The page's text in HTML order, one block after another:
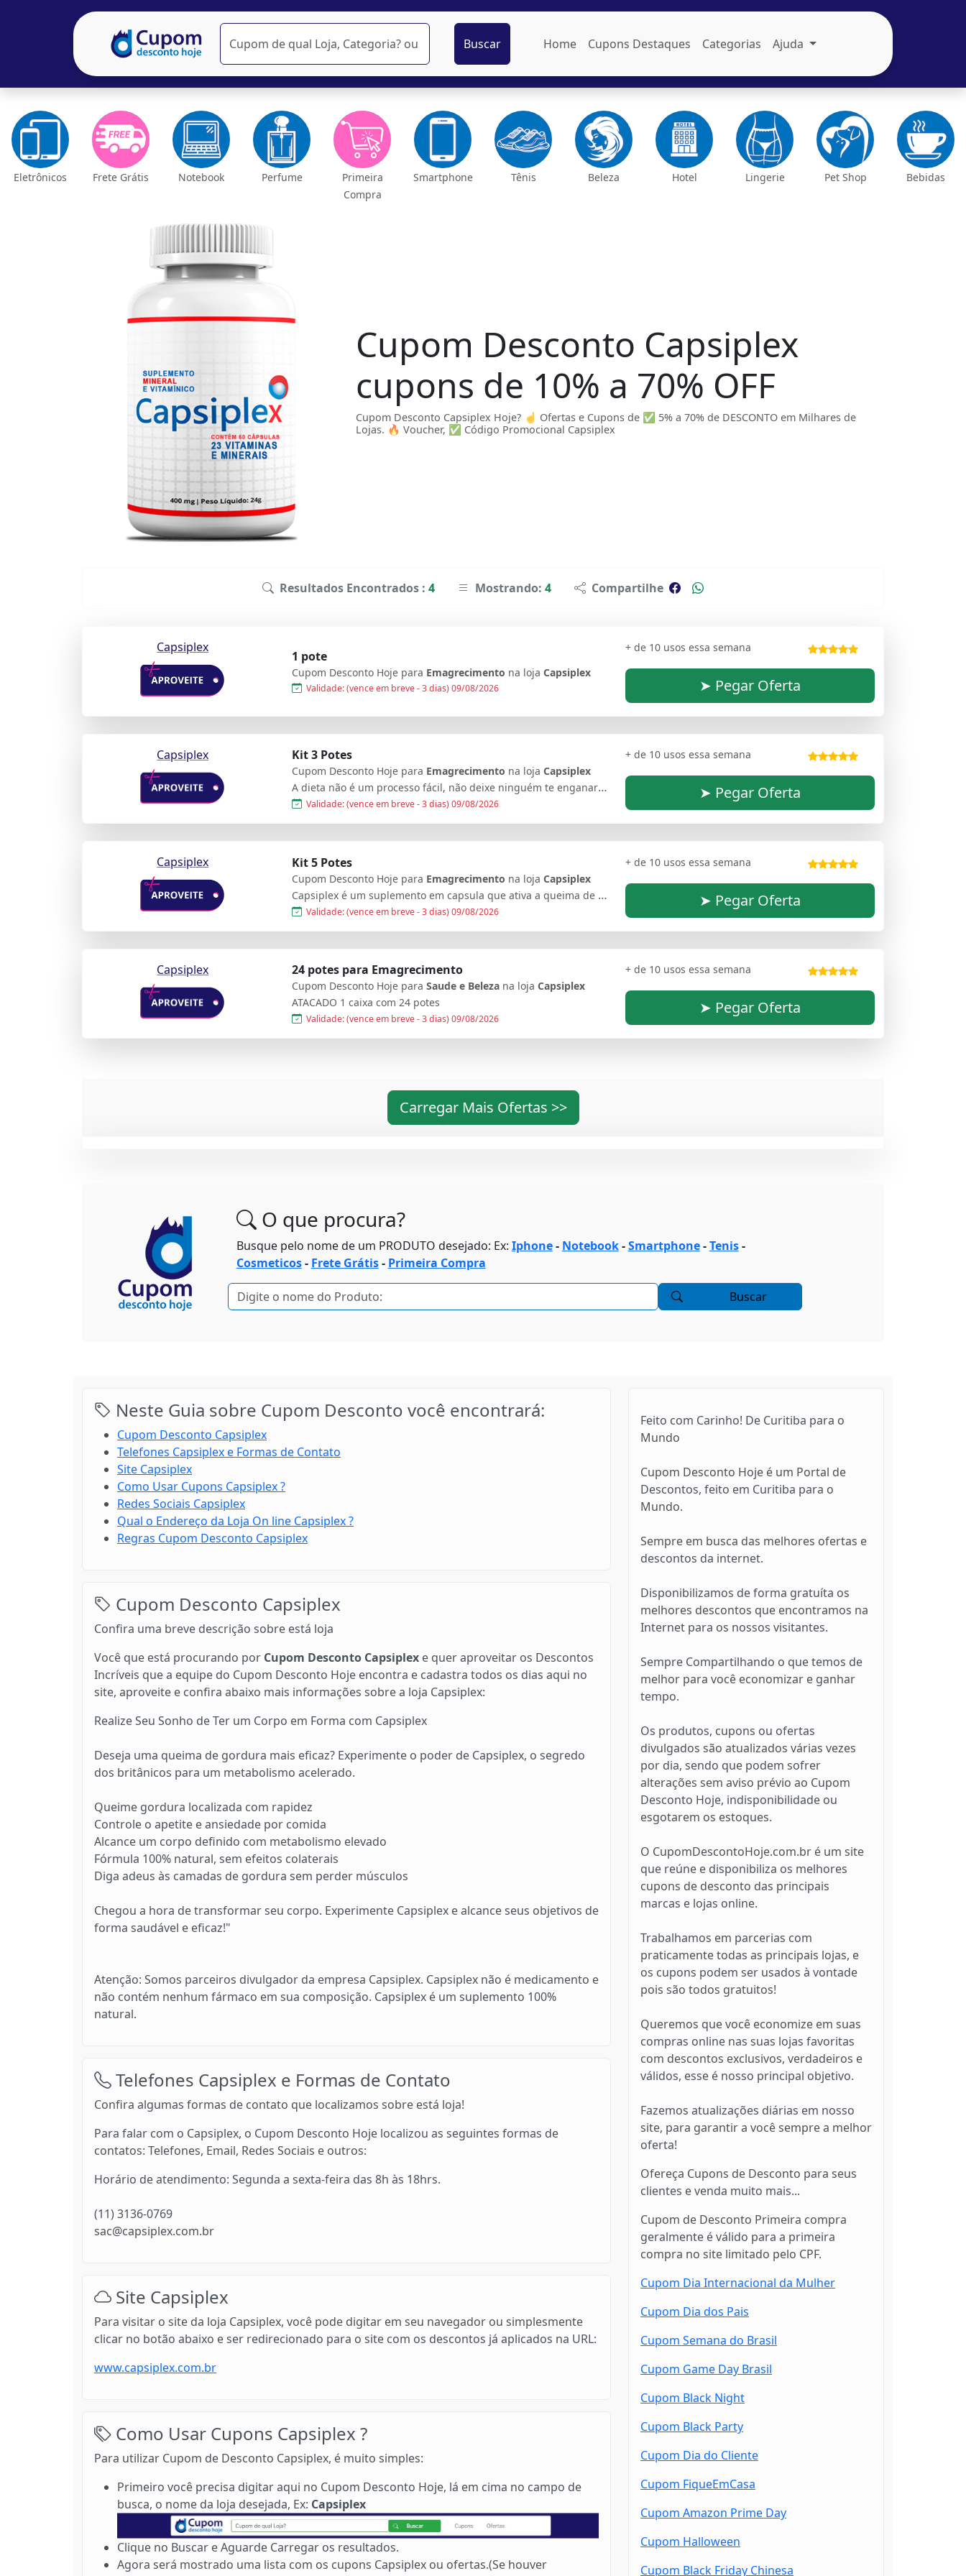
Buscar Home Cupons Destaques Categorias Ajuda
Eletrônicos Frete Grátis Notebook Perfume
Primeira
Compra
Smartphone Tênis Beleza Hotel Lingerie Pet Shop Bebidas
Cupom Desconto Capsiplex
cupons de 10% a 70% OFF
Cupom Desconto Capsiplex Hoje? ☝ Ofertas e Cupons de ✅ 5% a 70% de DESCONTO em Milhares de
Lojas. 🔥 Voucher, ✅ Código Promocional Capsiplex
Resultados Encontrados : 4 Mostrando: 4 Compartilhe
Capsiplex
1 pote
Cupom Desconto Hoje para Emagrecimento na loja Capsiplex
Validade: (vence em breve - 3 dias) 09/08/2026
+ de 10 usos essa semana
➤ Pegar Oferta
Capsiplex Kit 3 Potes
Cupom Desconto Hoje para Emagrecimento na loja Capsiplex
A dieta não é um processo fácil, não deixe ninguém te enganar! Portanto, caso você possa obter uma pílula dietética que lhe dê a motivação para garantir uma situação em que se sinta bem e com mais energia, você será tentado a experimentá-la.
Validade: (vence em breve - 3 dias) 09/08/2026
+ de 10 usos essa semana
➤ Pegar Oferta
Capsiplex Kit 5 Potes
Cupom Desconto Hoje para Emagrecimento na loja Capsiplex
Capsiplex é um suplemento em capsula que ativa a queima de gordura com ajuda do seu metabolismo, pois uma das causas mais comum das pessoas não conseguirem perde peso é por conta de um metabolismo lento.
Validade: (vence em breve - 3 dias) 09/08/2026
+ de 10 usos essa semana
➤ Pegar Oferta
Capsiplex 24 potes para Emagrecimento
Cupom Desconto Hoje para Saude e Beleza na loja Capsiplex
ATACADO 1 caixa com 24 potes
Validade: (vence em breve - 3 dias) 09/08/2026
+ de 10 usos essa semana
➤ Pegar Oferta
Carregar Mais Ofertas >>
O que procura?
Busque pelo nome de um PRODUTO desejado: Ex: Iphone- Notebook-Smartphone-Tenis-
Cosmeticos- Frete Grátis- Primeira Compra
Buscar
Neste Guia sobre Cupom Desconto você encontrará:
Cupom Desconto Capsiplex
Telefones Capsiplex e Formas de Contato
Site Capsiplex
Como Usar Cupons Capsiplex ?
Redes Sociais Capsiplex
Qual o Endereço da Loja On line Capsiplex ?
Regras Cupom Desconto Capsiplex
Cupom Desconto Capsiplex
Confira uma breve descrição sobre está loja
Você que está procurando por Cupom Desconto Capsiplex e quer aproveitar os Descontos
Incríveis que a equipe do Cupom Desconto Hoje encontra e cadastra todos os dias aqui no
site, aproveite e confira abaixo mais informações sobre a loja Capsiplex:
Realize Seu Sonho de Ter um Corpo em Forma com Capsiplex
Deseja uma queima de gordura mais eficaz? Experimente o poder de Capsiplex, o segredo
dos britânicos para um metabolismo acelerado.
Queime gordura localizada com rapidez
Controle o apetite e ansiedade por comida
Alcance um corpo definido com metabolismo elevado
Fórmula 100% natural, sem efeitos colaterais
Diga adeus às camadas de gordura sem perder músculos
Chegou a hora de transformar seu corpo. Experimente Capsiplex e alcance seus objetivos de
forma saudável e eficaz!"
Atenção: Somos parceiros divulgador da empresa Capsiplex. Capsiplex não é medicamento e
não contém nenhum fármaco em sua composição. Capsiplex é um suplemento 100%
natural.
Telefones Capsiplex e Formas de Contato
Confira algumas formas de contato que localizamos sobre está loja!
Para falar com o Capsiplex, o Cupom Desconto Hoje localizou as seguintes formas de
contatos: Telefones, Email, Redes Sociais e outros:
Horário de atendimento: Segunda a sexta-feira das 8h às 18hrs.
(11) 3136-0769
sac@capsiplex.com.br
Site Capsiplex
Para visitar o site da loja Capsiplex, você pode digitar em seu navegador ou simplesmente
clicar no botão abaixo e ser redirecionado para o site com os descontos já aplicados na URL:
www.capsiplex.com.br
Como Usar Cupons Capsiplex ?
Para utilizar Cupom de Desconto Capsiplex, é muito simples:
Primeiro você precisa digitar aqui no Cupom Desconto Hoje, lá em cima no campo de
busca, o nome da loja desejada, Ex: Capsiplex
Clique no Buscar e Aguarde Carregar os resultados.
Agora será mostrado uma lista com os cupons Capsiplex ou ofertas.(Se houver
Feito com Carinho! De Curitiba para o
Mundo
Cupom Desconto Hoje é um Portal de
Descontos, feito em Curitiba para o
Mundo.
Sempre em busca das melhores ofertas e
descontos da internet.
Disponibilizamos de forma gratuíta os
melhores descontos que encontramos na
Internet para os nossos visitantes.
Sempre Compartilhando o que temos de
melhor para você economizar e ganhar
tempo.
Os produtos, cupons ou ofertas
divulgados são atualizados várias vezes
por dia, sendo que podem sofrer
alterações sem aviso prévio ao Cupom
Desconto Hoje, indisponibilidade ou
esgotarem os estoques.
O CupomDescontoHoje.com.br é um site
que reúne e disponibiliza os melhores
cupons de desconto das principais
marcas e lojas online.
Trabalhamos em parcerias com
praticamente todas as principais lojas, e
os cupons podem ser usados à vontade
pois são todos gratuitos!
Queremos que você economize em suas
compras online nas suas lojas favoritas
com descontos exclusivos, verdadeiros e
válidos, esse é nosso principal objetivo.
Fazemos atualizações diárias em nosso
site, para garantir a você sempre a melhor
oferta!
Ofereça Cupons de Desconto para seus
clientes e venda muito mais...
Cupom de Desconto Primeira compra
geralmente é válido para a primeira
compra no site limitado pelo CPF.
Cupom Dia Internacional da Mulher
Cupom Dia dos Pais
Cupom Semana do Brasil
Cupom Game Day Brasil
Cupom Black Night
Cupom Black Party
Cupom Dia do Cliente
Cupom FiqueEmCasa
Cupom Amazon Prime Day
Cupom Halloween
Cupom Black Friday Chinesa